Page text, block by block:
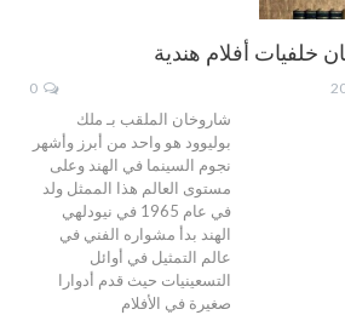
خلفيات أفلام هندية
شاروخان الملقب بـ ملك
بوليوود هو واحد من أبرز وأشهر
نجوم السينما في الهند وعلى
مستوى العالم هذا الممثل ولد
في عام 1965 في نيودلهي
الهند بدأ مشواره الفني في
عالم التمثيل في أوائل
التسعينيات حيث قدم أدوارا
صغيرة في الأفلام